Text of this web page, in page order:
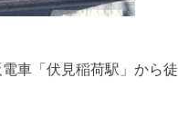
車「伏見稲荷駅」から徒